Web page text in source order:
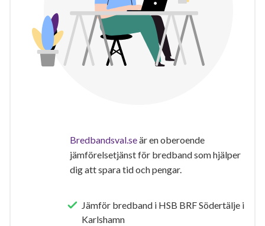
Bredbandsval.seär en oberoende
jämförelsetjänst för bredband som hjälper
dig att spara tid och pengar.
Jämför bredband i HSB BRF Södertälje i
Karlshamn